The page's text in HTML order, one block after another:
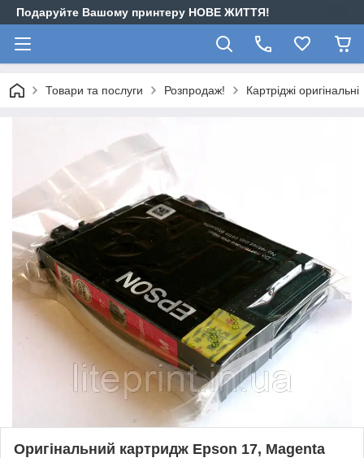
Подаруйте Вашому принтеру НОВЕ ЖИТТЯ!
Товари та послуги Розпродаж! Картріджі оригінальні
Оригінальний картридж Epson 17, Magenta